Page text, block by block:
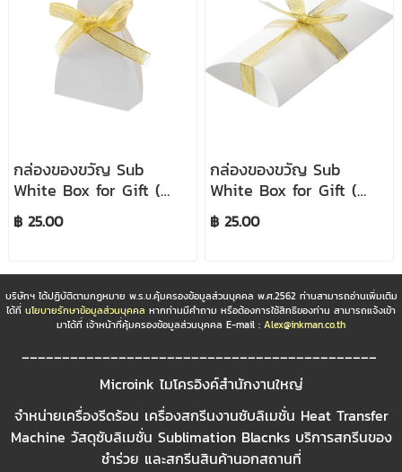
กล่องของขวัญ Sub
White Box for Gift (
11*8*3cm )
฿ 25.00
กล่องของขวัญ Sub
White Box for Gift (
16*8.5*3cm )
฿ 25.00
บริษัทฯ ได้ปฏิบัติตามกฏหมาย พ.ร.บ.คุ้มครองข้อมูลส่วนบุคคล พ.ศ.2562 ท่านสามารถอ่านเพิ่มเติม
ได้ที่ นโยบายรักษาข้อมูลส่วนบุคคล หากท่านมีคำถาม หรือต้องการใช้สิทธิของท่าน สามารถแจ้งเข้า
มาได้ที่ เจ้าหน้าที่คุ้มครองข้อมูลส่วนบุคคล E-mail : Alex@inkman.co.th
____________________________________________
Microink ไมโครอิงค์สำนักงานใหญ่
จำหน่ายเครื่องรีดร้อน เครื่องสกรีนงานซับลิเมชั่น Heat Transfer
Machine วัสดุซับลิเมชั่น Sublimation Blacnks บริการสกรีนของ
ชำร่วย และสกรีนสินค้านอกสถานที่